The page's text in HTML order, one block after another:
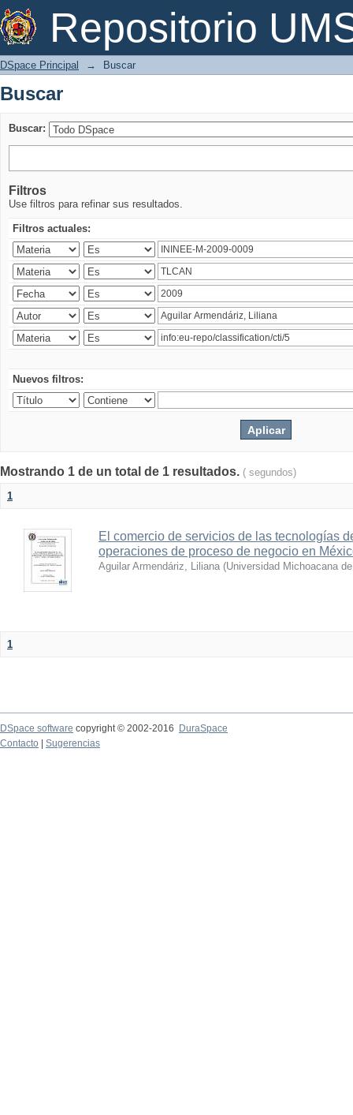
Repositorio
Buscar
DSpace Principal → Buscar
Buscar
Buscar:
Filtros
Use filtros para refinar sus resultados.
Filtros actuales:
Nuevos filtros:
Mostrando 1 de un total de 1 resultados. ( segundos)
1
El comercio de servicios de las tecnologías
operaciones de proceso de negocio en
Aguilar Armendáriz, Liliana (Universidad Michoacana
1
DSpace software copyright © 2002-2016
DuraSpace
Contacto
Sugerencias